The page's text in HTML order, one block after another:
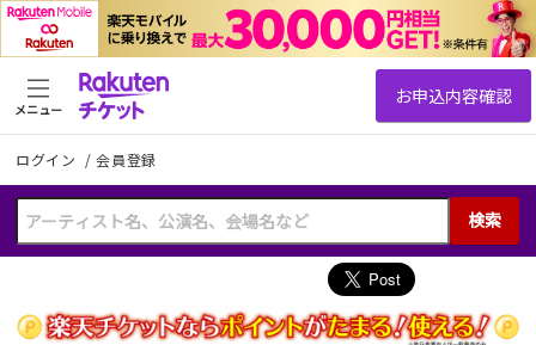
ログイン /会員登録
検索
メニュー